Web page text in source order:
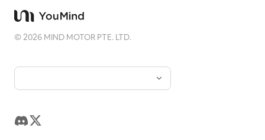
©2026 MIND MOTOR PTE. LTD.